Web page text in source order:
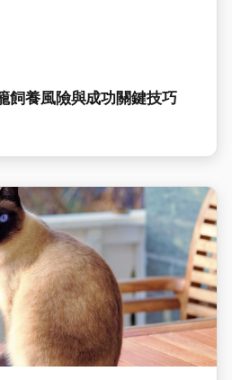
飼養風險與成功關鍵技巧